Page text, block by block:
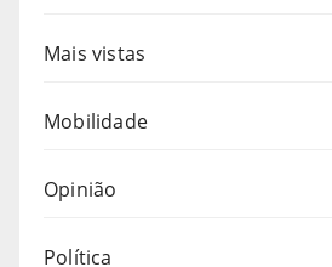
Mais vistas
Mobilidade
Opinião
Política